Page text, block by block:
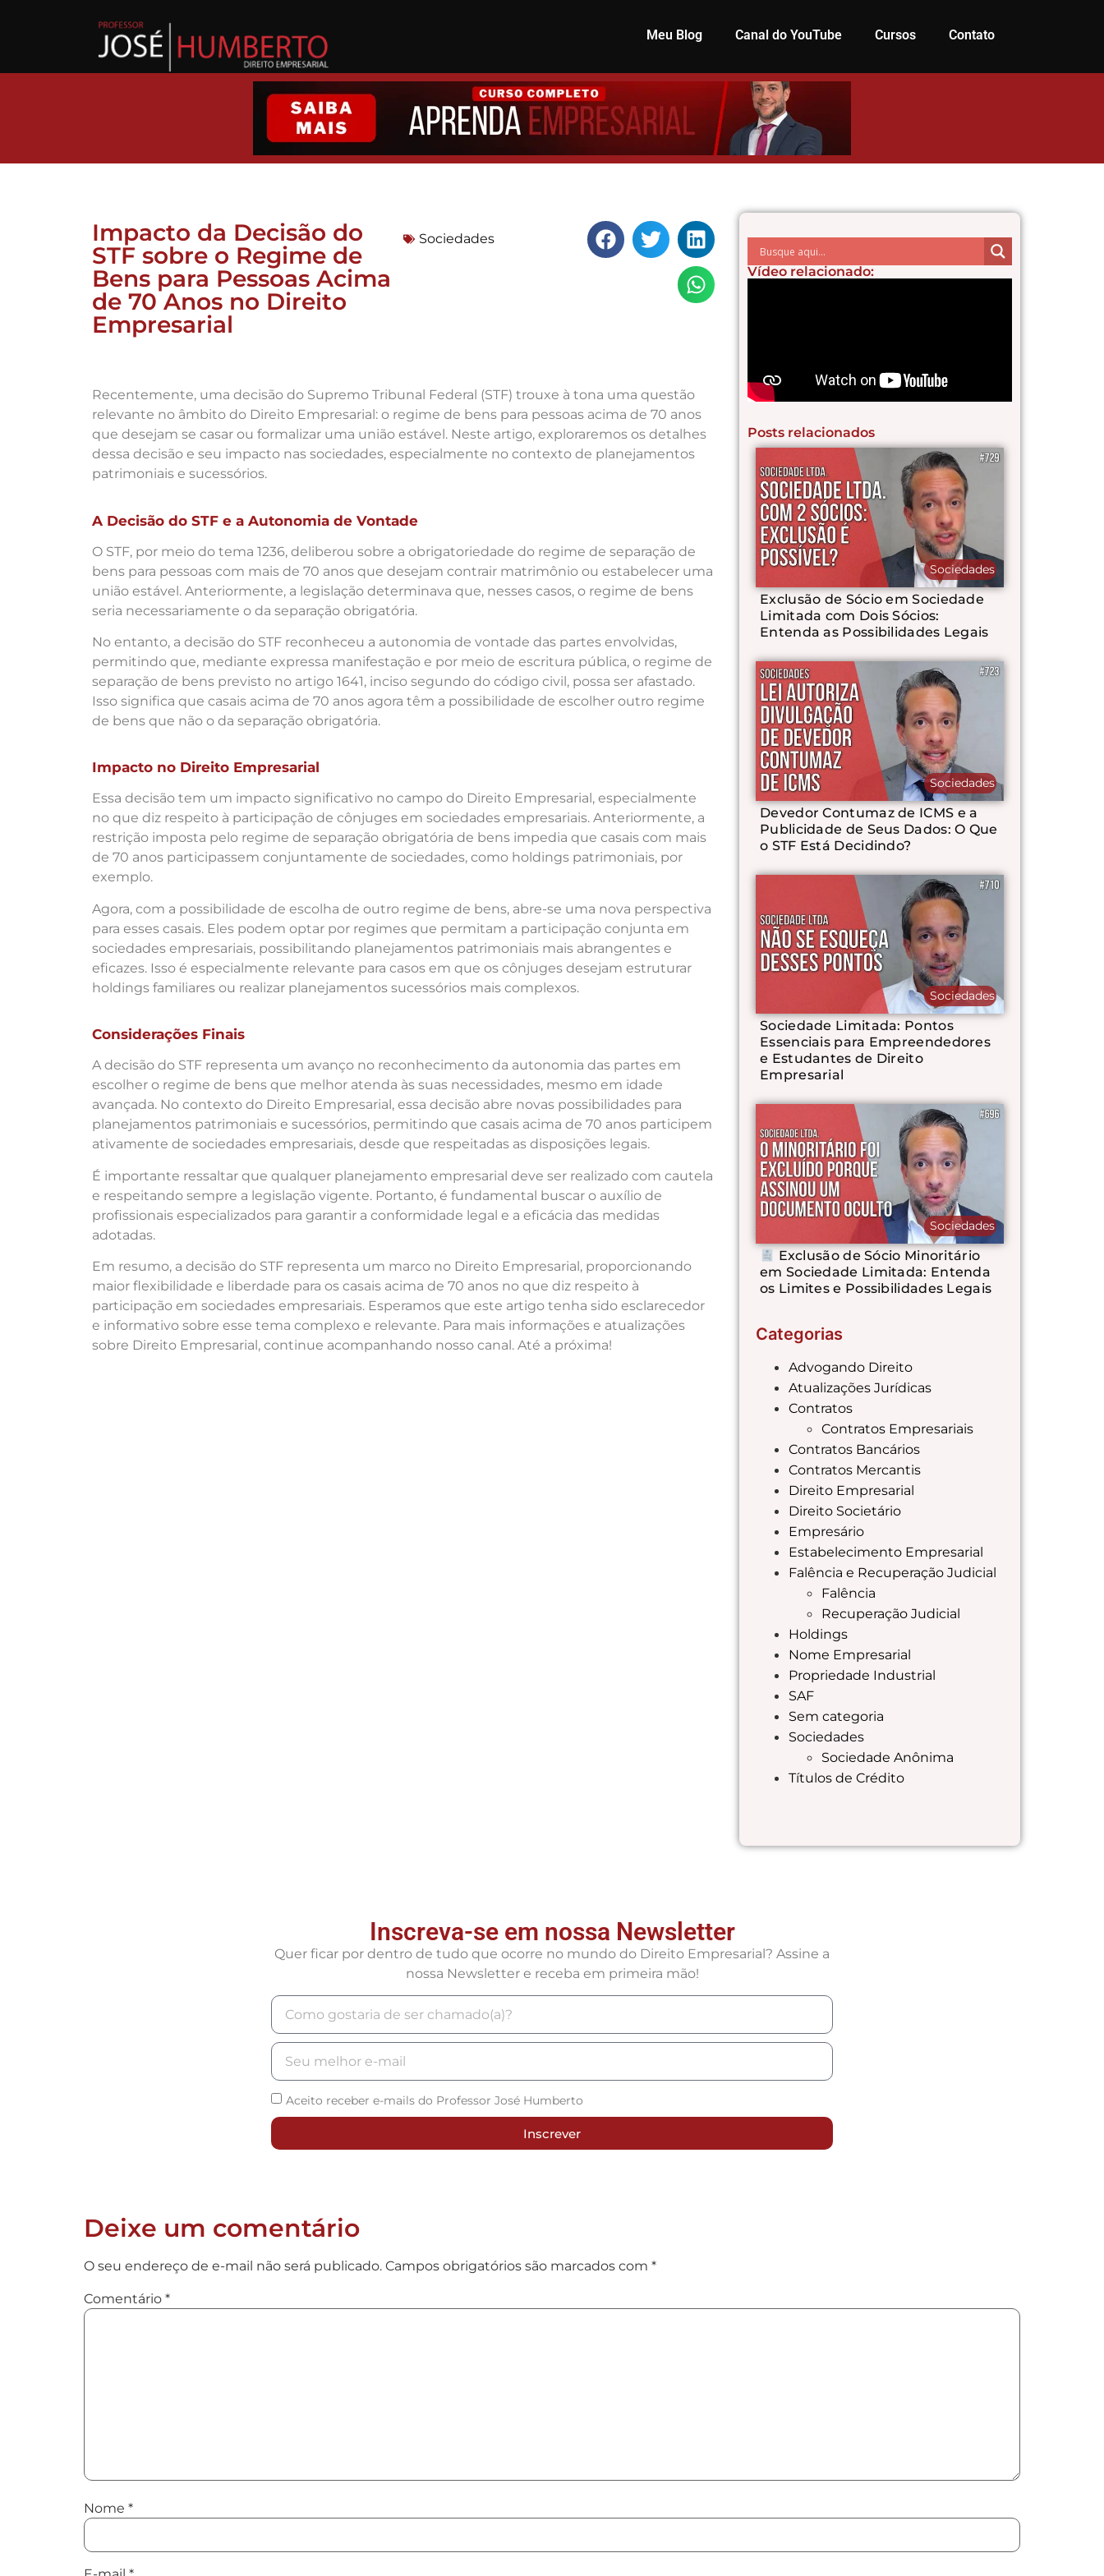
Meu Blog Canal do YouTube Cursos Contato
Impacto da Decisão do
STF sobre o Regime de
Bens para Pessoas Acima
de 70 Anos no Direito
Empresarial
Sociedades
Recentemente, uma decisão do Supremo Tribunal Federal (STF) trouxe à tona uma questão
relevante no âmbito do Direito Empresarial: o regime de bens para pessoas acima de 70 anos
que desejam se casar ou formalizar uma união estável. Neste artigo, exploraremos os detalhes
dessa decisão e seu impacto nas sociedades, especialmente no contexto de planejamentos
patrimoniais e sucessórios.
A Decisão do STF e a Autonomia de Vontade
O STF, por meio do tema 1236, deliberou sobre a obrigatoriedade do regime de separação de
bens para pessoas com mais de 70 anos que desejam contrair matrimônio ou estabelecer uma
união estável. Anteriormente, a legislação determinava que, nesses casos, o regime de bens
seria necessariamente o da separação obrigatória.
No entanto, a decisão do STF reconheceu a autonomia de vontade das partes envolvidas,
permitindo que, mediante expressa manifestação e por meio de escritura pública, o regime de
separação de bens previsto no artigo 1641, inciso segundo do código civil, possa ser afastado.
Isso significa que casais acima de 70 anos agora têm a possibilidade de escolher outro regime
de bens que não o da separação obrigatória.
Impacto no Direito Empresarial
Essa decisão tem um impacto significativo no campo do Direito Empresarial, especialmente
no que diz respeito à participação de cônjuges em sociedades empresariais. Anteriormente, a
restrição imposta pelo regime de separação obrigatória de bens impedia que casais com mais
de 70 anos participassem conjuntamente de sociedades, como holdings patrimoniais, por
exemplo.
Agora, com a possibilidade de escolha de outro regime de bens, abre-se uma nova perspectiva
para esses casais. Eles podem optar por regimes que permitam a participação conjunta em
sociedades empresariais, possibilitando planejamentos patrimoniais mais abrangentes e
eficazes. Isso é especialmente relevante para casos em que os cônjuges desejam estruturar
holdings familiares ou realizar planejamentos sucessórios mais complexos.
Considerações Finais
A decisão do STF representa um avanço no reconhecimento da autonomia das partes em
escolher o regime de bens que melhor atenda às suas necessidades, mesmo em idade
avançada. No contexto do Direito Empresarial, essa decisão abre novas possibilidades para
planejamentos patrimoniais e sucessórios, permitindo que casais acima de 70 anos participem
ativamente de sociedades empresariais, desde que respeitadas as disposições legais.
É importante ressaltar que qualquer planejamento empresarial deve ser realizado com cautela
e respeitando sempre a legislação vigente. Portanto, é fundamental buscar o auxílio de
profissionais especializados para garantir a conformidade legal e a eficácia das medidas
adotadas.
Em resumo, a decisão do STF representa um marco no Direito Empresarial, proporcionando
maior flexibilidade e liberdade para os casais acima de 70 anos no que diz respeito à
participação em sociedades empresariais. Esperamos que este artigo tenha sido esclarecedor
e informativo sobre esse tema complexo e relevante. Para mais informações e atualizações
sobre Direito Empresarial, continue acompanhando nosso canal. Até a próxima!
Vídeo relacionado:
Posts relacionados
Sociedades
Exclusão de Sócio em Sociedade
Limitada com Dois Sócios:
Entenda as Possibilidades Legais
Sociedades
Devedor Contumaz de ICMS e a
Publicidade de Seus Dados: O Que
o STF Está Decidindo?
Sociedades
Sociedade Limitada: Pontos
Essenciais para Empreendedores
e Estudantes de Direito
Empresarial
Sociedades
Exclusão de Sócio Minoritário
em Sociedade Limitada: Entenda
os Limites e Possibilidades Legais
Categorias
Advogando Direito
Atualizações Jurídicas
Contratos
Contratos Empresariais
Contratos Bancários
Contratos Mercantis
Direito Empresarial
Direito Societário
Empresário
Estabelecimento Empresarial
Falência e Recuperação Judicial
Falência
Recuperação Judicial
Holdings
Nome Empresarial
Propriedade Industrial
SAF
Sem categoria
Sociedades
Sociedade Anônima
Títulos de Crédito
Inscreva-se em nossa Newsletter
Quer ficar por dentro de tudo que ocorre no mundo do Direito Empresarial? Assine a
nossa Newsletter e receba em primeira mão!
Aceito receber e-mails do Professor José Humberto
Inscrever
Deixe um comentário
O seu endereço de e-mail não será publicado. Campos obrigatórios são marcados com *
Comentário *
Nome *